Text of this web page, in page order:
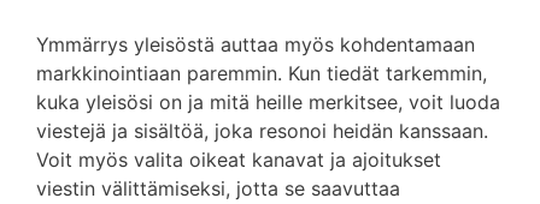
Ymmärrys yleisöstä auttaa myös kohdentamaan
markkinointiaan paremmin. Kun tiedät tarkemmin,
kuka yleisösi on ja mitä heille merkitsee, voit luoda
viestejä ja sisältöä, joka resonoi heidän kanssaan.
Voit myös valita oikeat kanavat ja ajoitukset
viestin välittämiseksi, jotta se saavuttaa